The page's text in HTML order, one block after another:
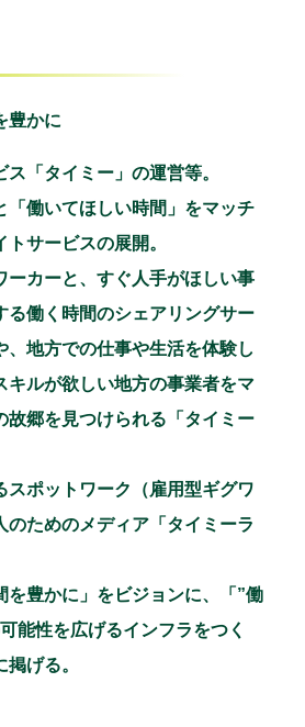
豊かに
「タイミー」の運営等。
「働いてほしい時間」をマッチ
サービスの展開。
ーカーと、すぐ人手がほしい事
る働く時間のシェアリングサー
、地方での仕事や生活を体験し
キルが欲しい地方の事業者をマ
故郷を見つけられる「タイミー
スポットワーク（雇用型ギグワ
のためのメディア「タイミーラ
を豊かに」をビジョンに、「”働
能性を広げるインフラをつく
げる。